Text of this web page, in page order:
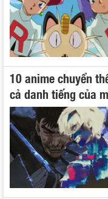
10 anime chuyển
cả danh tiếng của